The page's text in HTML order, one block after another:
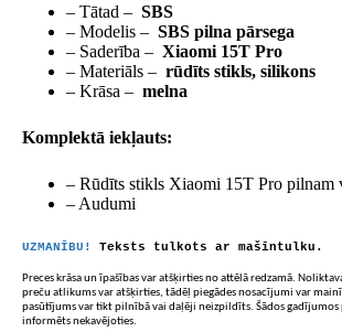
– Tātad – SBS
– Modelis – SBS pilna pārsega
– Saderība – Xiaomi 15T Pro
– Materiāls – rūdīts stikls, silikons
– Krāsa – melna
Komplektā iekļauts:
– Rūdīts stikls Xiaomi 15T Pro pilnam
– Audumi
UZMANĪBU! Teksts tulkots ar mašīntulku.
Preces krāsa un īpašības var atšķirties no attēlā redzamā.
preču atlikums var atšķirties, tādēļ piegādes nosacījumi var
pasūtījums var tikt pilnībā vai daļēji neizpildīts. Šādos gadījumos
informēts nekavējoties.